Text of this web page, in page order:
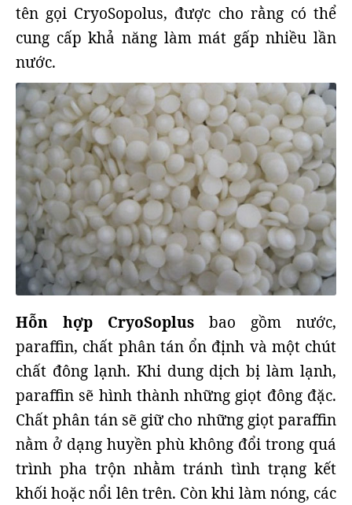
tên gọi CryoSopolus, được cho rằng có thể
cung cấp khả năng làm mát gấp nhiều lần
nước.
Hỗn hợp CryoSoplus bao gồm nước,
paraffin, chất phân tán ổn định và một chút
chất đông lạnh. Khi dung dịch bị làm lạnh,
paraffin sẽ hình thành những giọt đông đặc.
Chất phân tán sẽ giữ cho những giọt paraffin
nằm ở dạng huyền phù không đổi trong quá
trình pha trộn nhằm tránh tình trạng kết
khối hoặc nổi lên trên. Còn khi làm nóng, các